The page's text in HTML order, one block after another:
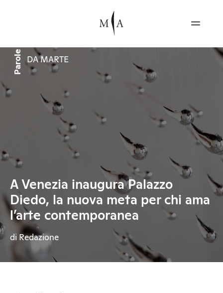
Parole DA MARTE
A Venezia inaugura Palazzo
Diedo, la nuova meta per chi ama
l’arte contemporanea
di Redazione